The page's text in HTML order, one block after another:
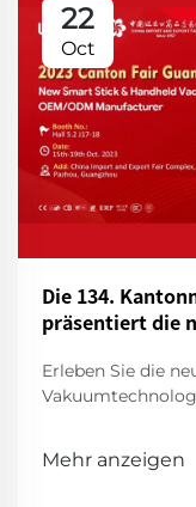
22
Oct
Die 134.
präsentiert die
Erleben Sie die
für eine
Mehr anzeigen